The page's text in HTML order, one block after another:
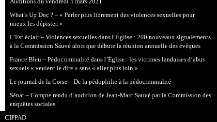
Auditions du vendredi 5 mars 2021
What’s Up Doc ? – « Parler plus librement des violences sexuelles pour
mieux les dépister. »
L’Est éclair – Violences sexuelles dans l’Église : 200 nouveaux signalements
à la Commission Sauvé alors que débute la réunion annuelle des évêques
France Bleu – Pédocriminalité dans l’Église : les victimes landaises d’abus
sexuels « veulent le dire » sans « aller plus loin »
Le journal de la Corse – De la pédophilie à la pédocriminalité
Sénat – Compte rendu d’audition de Jean-Marc Sauvé par la Commission des
enquêtes sociales
CIPPAD